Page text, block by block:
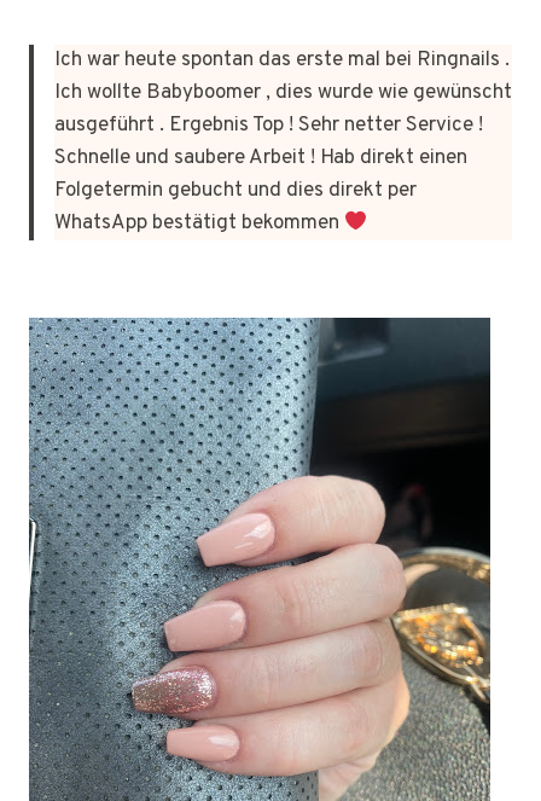
Ich war heute spontan das erste mal bei Ringnails .
Ich wollte Babyboomer , dies wurde wie gewünscht
ausgeführt . Ergebnis Top ! Sehr netter Service !
Schnelle und saubere Arbeit ! Hab direkt einen
Folgetermin gebucht und dies direkt per
WhatsApp bestätigt bekommen